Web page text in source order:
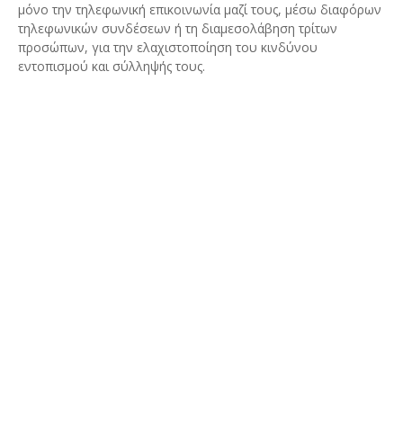
μόνο την τηλεφωνική επικοινωνία μαζί τους, μέσω διαφόρων
τηλεφωνικών συνδέσεων ή τη διαμεσολάβηση τρίτων
προσώπων, για την ελαχιστοποίηση του κινδύνου
εντοπισμού και σύλληψής τους.